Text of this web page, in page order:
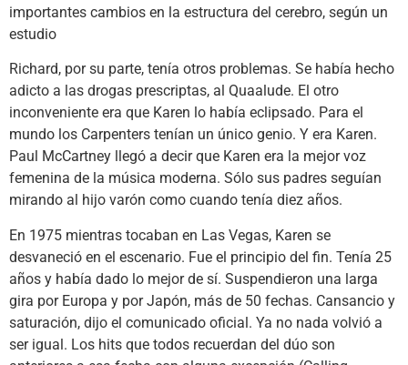
importantes cambios en la estructura del cerebro, según un
estudio
Richard, por su parte, tenía otros problemas. Se había hecho
adicto a las drogas prescriptas, al Quaalude. El otro
inconveniente era que Karen lo había eclipsado. Para el
mundo los Carpenters tenían un único genio. Y era Karen.
Paul McCartney llegó a decir que Karen era la mejor voz
femenina de la música moderna. Sólo sus padres seguían
mirando al hijo varón como cuando tenía diez años.
En 1975 mientras tocaban en Las Vegas, Karen se
desvaneció en el escenario. Fue el principio del fin. Tenía 25
años y había dado lo mejor de sí. Suspendieron una larga
gira por Europa y por Japón, más de 50 fechas. Cansancio y
saturación, dijo el comunicado oficial. Ya no nada volvió a
ser igual. Los hits que todos recuerdan del dúo son